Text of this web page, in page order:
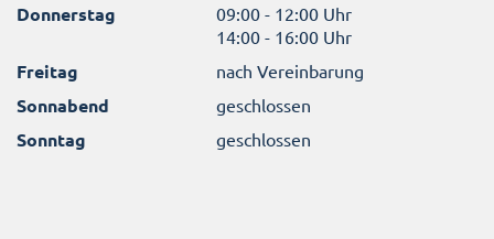
Donnerstag
09:00 - 12:00 Uhr
14:00 - 16:00 Uhr
Freitag nach Vereinbarung
Sonnabend geschlossen
Sonntag geschlossen